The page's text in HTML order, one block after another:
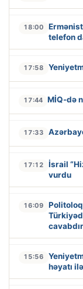
18:00
telefon
17:58
17:44 MİQ-də
17:33
17:12
İsrail
vurdu
16:09
cavabdır
15:56
həyatı